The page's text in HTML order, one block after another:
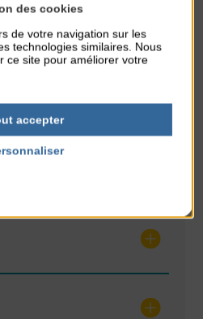
des cookies
de votre navigation sur les
technologies similaires. Nous
ce site pour améliorer votre
accepter